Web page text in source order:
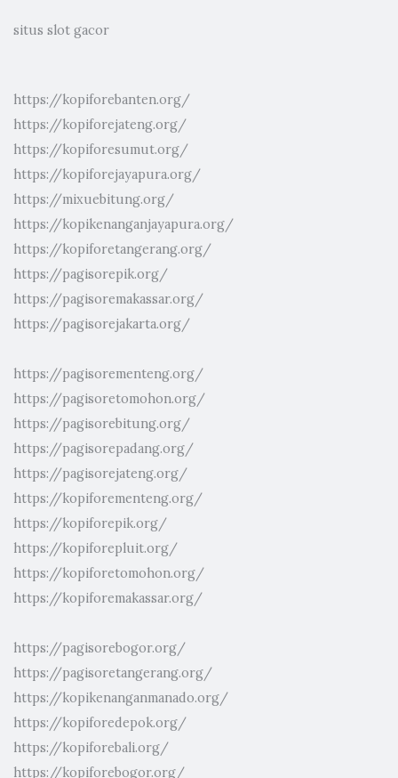
situs slot gacor
https://kopiforebanten.org/
https://kopiforejateng.org/
https://kopiforesumut.org/
https://kopiforejayapura.org/
https://mixuebitung.org/
https://kopikenanganjayapura.org/
https://kopiforetangerang.org/
https://pagisorepik.org/
https://pagisoremakassar.org/
https://pagisorejakarta.org/
https://pagisorementeng.org/
https://pagisoretomohon.org/
https://pagisorebitung.org/
https://pagisorepadang.org/
https://pagisorejateng.org/
https://kopiforementeng.org/
https://kopiforepik.org/
https://kopiforepluit.org/
https://kopiforetomohon.org/
https://kopiforemakassar.org/
https://pagisorebogor.org/
https://pagisoretangerang.org/
https://kopikenanganmanado.org/
https://kopiforedepok.org/
https://kopiforebali.org/
https://kopiforebogor.org/